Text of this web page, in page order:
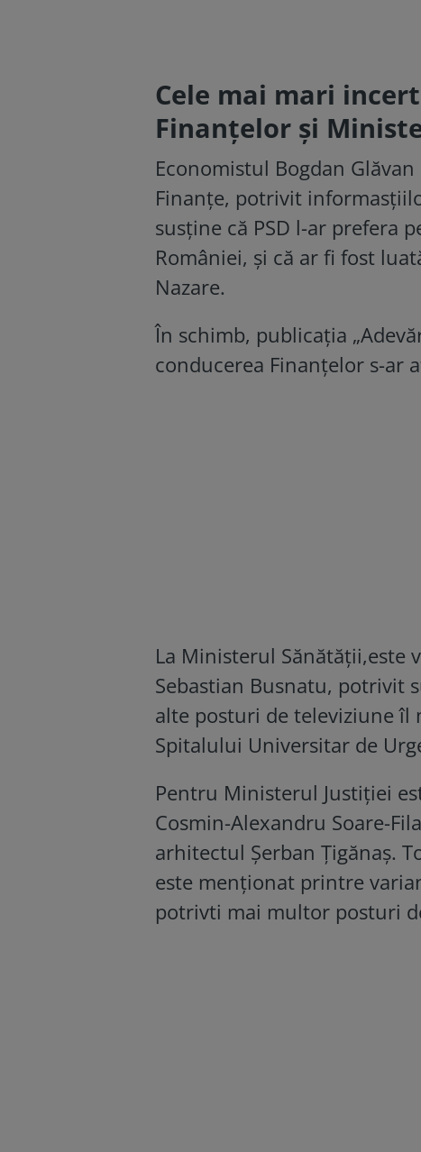
Cele mai mari
Finanțelor și
Economistul Bogdan
Finanțe, potrivit
susține că PSD l-ar prefera
României, și că ar fi fost
Nazare.
În schimb, publicația
conducerea Finanțelor s-ar
La Ministerul Sănătății,este
Sebastian Busnatu, potrivit
alte posturi de televiziune îl
Spitalului Universitar de
Pentru Ministerul Justiției
Cosmin-Alexandru Soare-
arhitectul Șerban Țigănaș.
este menționat printre
potrivti mai multor posturi